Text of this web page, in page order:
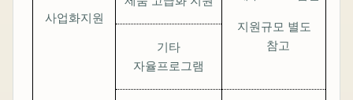
사업화지원
지원규모 별도
참고
기타
자율프로그램